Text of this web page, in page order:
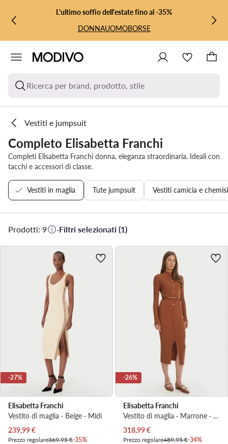
VAI AL CONTENUTO PRINCIPALE
VAI ALLA RICERCAL'ultimo soffio dell'estate fino al -35%
DONNAUOMOBORSE
Ricerca per brand, prodotto, stile
Vestiti e jumpsuit
Completo Elisabetta Franchi
Completi Elisabetta Franchi donna, eleganza straordinaria. Ideali con
tacchi e accessori di classe.
Vestiti in maglia Tute jumpsuit Vestiti camicia e
Prodotti: 9 ·Filtri selezionati (1)
-27%
Elisabetta Franchi
Vestito di maglia · Beige · Midi
Prezzo attuale
239,99€
Prezzo regolare369,95 €-35%
-26%
Elisabetta Franchi
Vestito di maglia · Marrone · Midi
Prezzo attuale
318,99€
Prezzo regolare489,95 €-34%